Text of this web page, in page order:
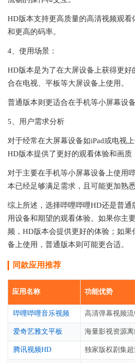
HD版本支持更高质量的高清视频观
和更高的码率。
4、使用场景：
HD版本是为了在大屏设备上获得更
合在电视、平板等大屏设备上使用。
普通版本则更适合在手机等小屏幕设备
5、用户需求分析
对于经常在大屏幕设备如iPad或电视
HD版本提供了更好的观看体验和画质
对于主要在手机等小屏幕设备上使用
本已经足够满足需求，且可能更加熟悉
综上所述，选择哔哩哔哩HD还是普通
用设备和期望的观看体验。如果你主
频，HD版本会提供更好的体验；如
备上使用，普通版本则可能更合适。
同款应用推荐
应用名称 功能优势
哔哩哔哩音乐视频 高清弹幕视频
爱奇艺雅文平板 海量影视资源
腾讯视频HD 独家版权剧集